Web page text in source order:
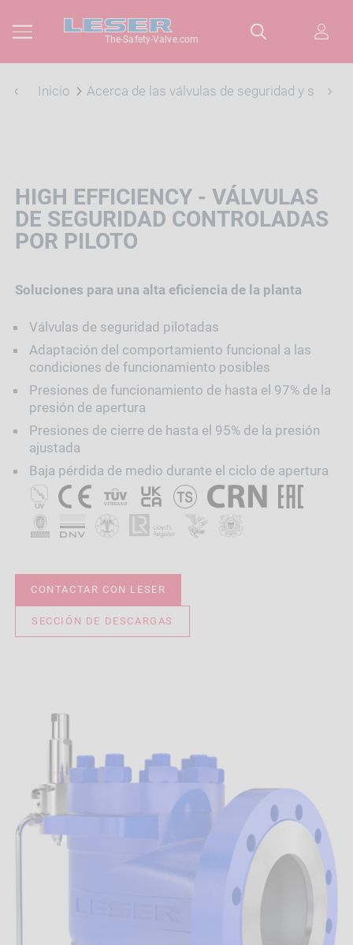
The-Safety-Valve.com
Inicio Acerca de las válvulas de seguridad y su uso
HIGH EFFICIENCY - VÁLVULAS
DE SEGURIDAD CONTROLADAS
POR PILOTO
Soluciones para una alta eficiencia de la planta
Válvulas de seguridad pilotadas
Adaptación del comportamiento funcional a las
condiciones de funcionamiento posibles
Presiones de funcionamiento de hasta el 97% de la
presión de apertura
Presiones de cierre de hasta el 95% de la presión
ajustada
Baja pérdida de medio durante el ciclo de apertura
CONTACTAR CON LESER
SECCIÓN DE DESCARGAS